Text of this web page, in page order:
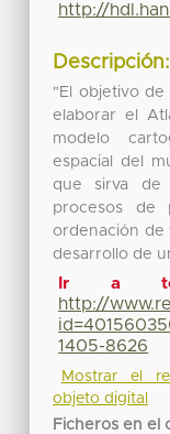
http://
Descripción:
"El objetivo de
elaborar el
modelo
espacial del
que sirva de
procesos de
ordenación de
desarrollo de
Ir a
http://
1405-8626
Mostrar el
objeto digital
Ficheros en el